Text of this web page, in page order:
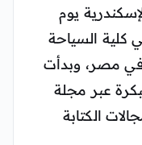
يوم
في كلية السياحة
في مصر، وبدأت
عبر مجلة
الكتابة